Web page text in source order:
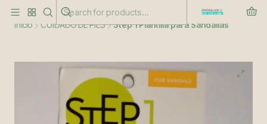
Inicio CUIDADO DE PIES Step 1 Plantilla para Sandalias